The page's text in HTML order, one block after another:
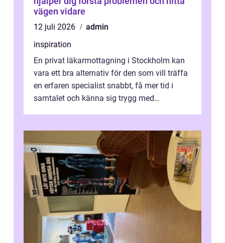
vägen vidare
12 juli 2026
admin
inspiration
En privat läkarmottagning i Stockholm kan
vara ett bra alternativ för den som vill träffa
en erfaren specialist snabbt, få mer tid i
samtalet och känna sig trygg med